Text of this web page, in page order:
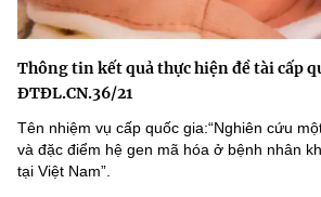
Thông tin kết quả thực hiện đề tài cấp
ĐTĐL.CN.36/21
Tên nhiệm vụ cấp quốc gia:“Nghiên cứu
và đặc điểm hệ gen mã hóa ở bệnh nhân
tại Việt Nam”.